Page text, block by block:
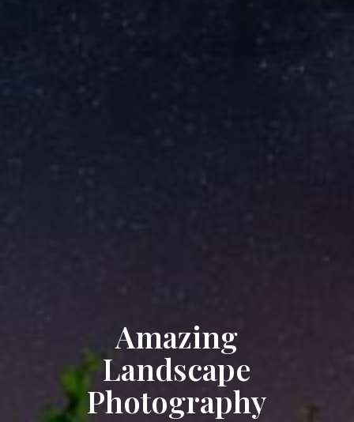
Amazing
Landscape
Photography